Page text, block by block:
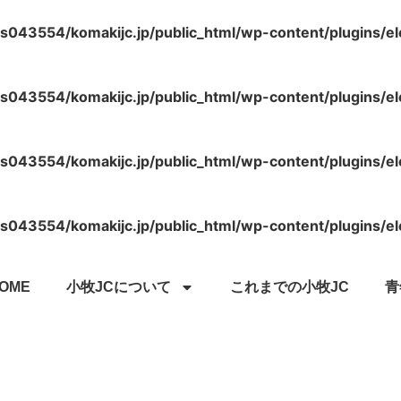
komakijc.jp/public_html/wp-content/plugins/
komakijc.jp/public_html/wp-content/plugins/
komakijc.jp/public_html/wp-content/plugins/
komakijc.jp/public_html/wp-content/plugins/
小牧JCについて これまでの小牧JC